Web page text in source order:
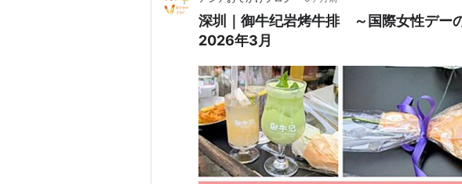
深圳｜御牛纪岩烤牛排 ～国際女性デー
2026年3月